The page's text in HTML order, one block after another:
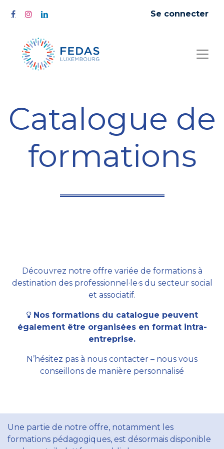
Se connecter
Catalogue de
formations
Découvrez notre offre variée de formations à
destination des professionnel·le·s du secteur social
et associatif.
Nos formations du catalogue peuvent
également être organisées en format intra-
entreprise.
N’hésitez pas à nous contacter – nous vous
conseillons de manière personnalisé
Une partie de notre offre, notamment les
formations pédagogiques, est désormais disponible